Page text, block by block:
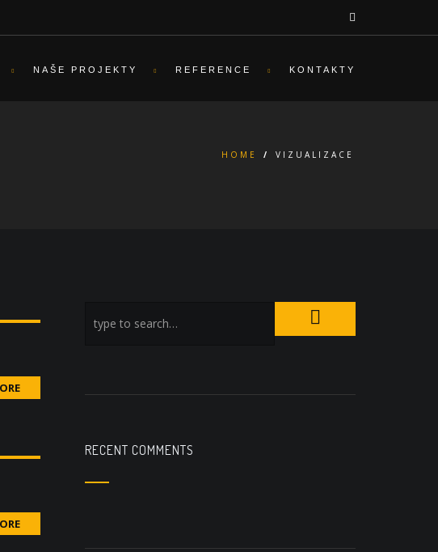
NAŠE PROJEKTY REFERENCE KONTAKTY
HOME / VIZUALIZACE
RECENT COMMENTS